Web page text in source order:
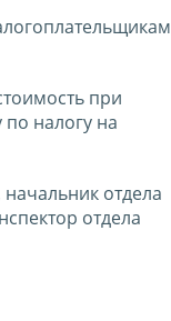
при
налогу на
начальник отдела
отдела